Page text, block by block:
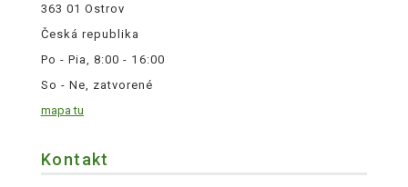
363 01 Ostrov
Česká republika
Po - Pia, 8:00 - 16:00
So - Ne, zatvorené
mapa tu
Kontakt